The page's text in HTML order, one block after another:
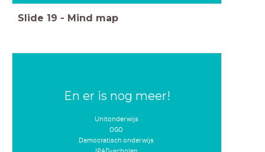
Slide 19 - Mind map
En er is nog meer!
Unitonderwijs
OGO
Democratisch onderwijs